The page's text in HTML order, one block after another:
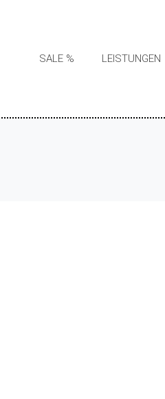
SALE % LEISTUNGEN